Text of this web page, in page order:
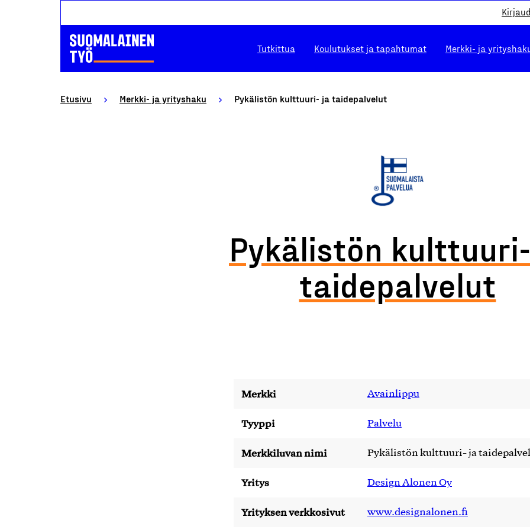
Tutkittua Koulutukset ja tapahtumat Merkki- ja
Etusivu Merkki- ja yrityshaku Pykälistön kulttuuri- ja taidepalvelut
Pykälistön
taidepalvelut
Merkki Avainlippu
Tyyppi Palvelu
Merkkiluvan nimi Pykälistön kulttuuri- ja
Yritys Design Alonen Oy
Yrityksen verkkosivut www.designalonen.fi